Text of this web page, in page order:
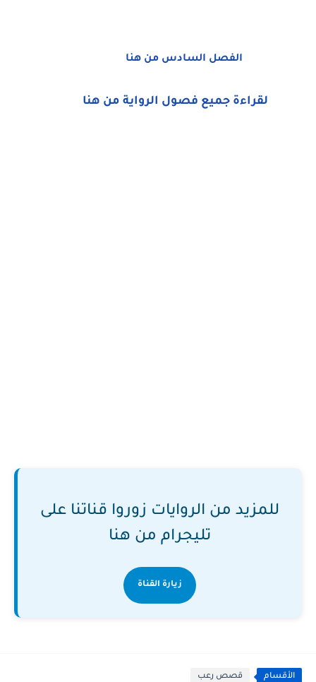
الفصل السادس من هنا
لقراءة جميع فصول الرواية من هنا
للمزيد من الروايات زوروا قناتنا على
تليجرام من هنا
زيارة القناة
الأقسام قصص رعب